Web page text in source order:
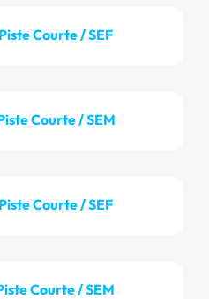
Courte / SEF
Courte / SEM
Courte / SEF
Courte / SEM